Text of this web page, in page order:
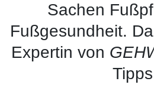
Sachen
Fußgesundheit.
Expertin von
Tipps